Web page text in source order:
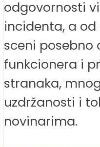
odgovornosti
incidenta, a
sceni posebno
funkcionera i
stranaka,
uzdržanosti i
novinarima.